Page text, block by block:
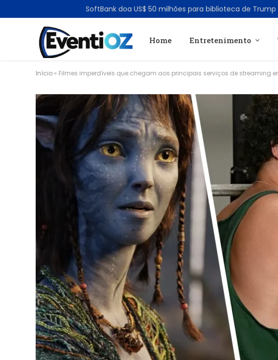
Home Entretenimento
Início » Filmes imperdíveis que chegam aos principais serviços de streaming